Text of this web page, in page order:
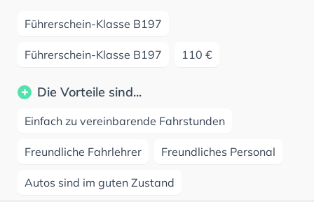
Führerschein-Klasse B197
Führerschein-Klasse B197 110 €
Die Vorteile sind...
Einfach zu vereinbarende Fahrstunden
Freundliche Fahrlehrer Freundliches Personal
Autos sind im guten Zustand